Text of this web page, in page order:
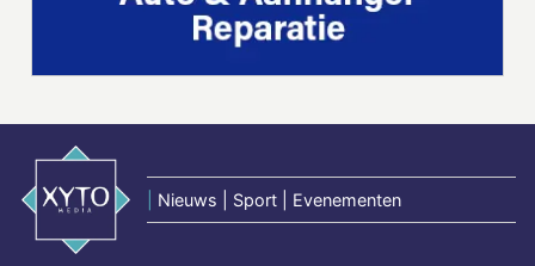
Nieuws | Sport | Evenementen